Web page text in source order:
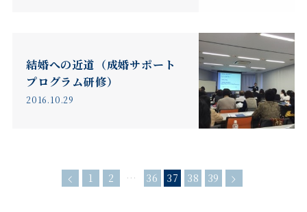
結婚への近道（成婚サポート
プログラム研修）
2016.10.29
1 2 … 36 37 38 39